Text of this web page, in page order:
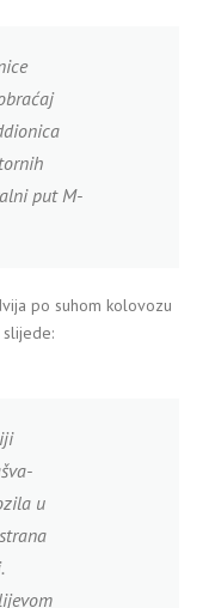
put M-
po suhom kolovozu
u